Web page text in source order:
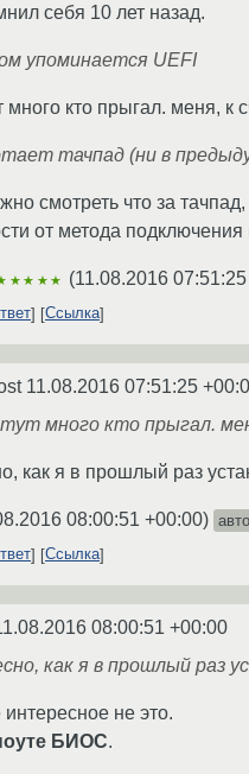
себя 10 лет назад.
упоминается UEFI
много кто прыгал. меня,
тачпад (ни в
смотреть что за
от метода
(11.08.2016
Ссылка
11.08.2016 07:51:25
много кто прыгал.
как я в прошлый раз
08:00:51 +00:00)
Ссылка
08:00:51 +00:00
как я в прошлый раз
не это.
БИОС.